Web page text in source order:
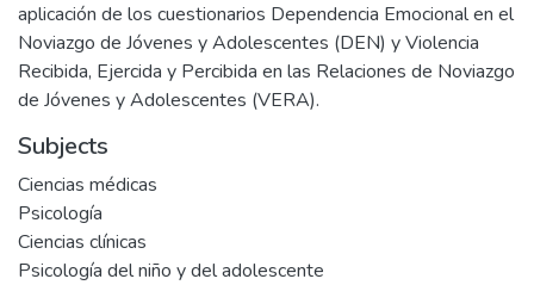
aplicación de los cuestionarios Dependencia Emocional en el
Noviazgo de Jóvenes y Adolescentes (DEN) y Violencia
Recibida, Ejercida y Percibida en las Relaciones de Noviazgo
de Jóvenes y Adolescentes (VERA).
Subjects
Ciencias médicas
Psicología
Ciencias clínicas
Psicología del niño y del adolescente